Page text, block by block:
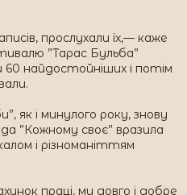
прослухали їх,— каже
”Тарас Бульба”
найдостойніших і потім
як і минулого року, знову
”Кожному своє” вразила
і різноманіттям
праці, ми довго і добре